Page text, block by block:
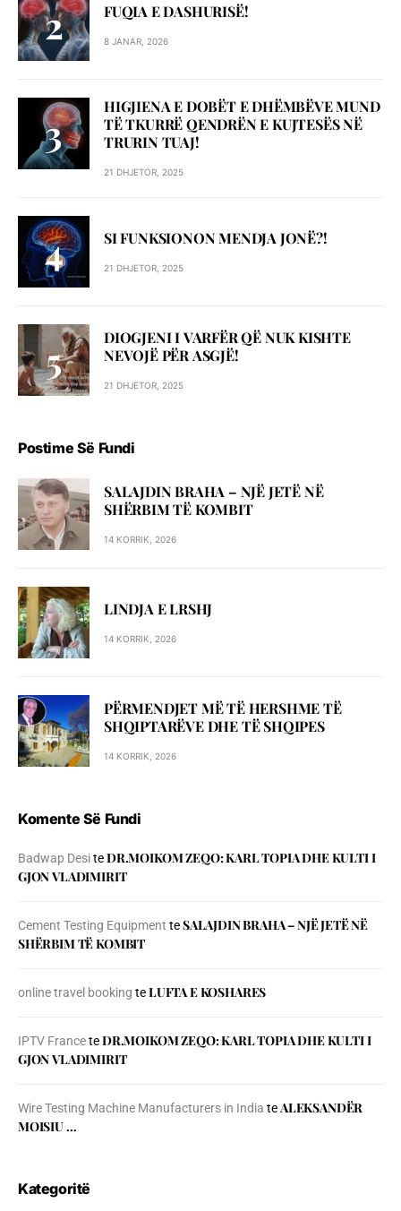
FUQIA E DASHURISË!
8 JANAR, 2026
HIGJIENA E DOBËT E DHËMBËVE MUND
TË TKURRË QENDRËN E KUJTESËS NË
TRURIN TUAJ!
21 DHJETOR, 2025
SI FUNKSIONON MENDJA JONË?!
21 DHJETOR, 2025
DIOGJENI I VARFËR QË NUK KISHTE
NEVOJË PËR ASGJË!
21 DHJETOR, 2025
Postime Së Fundi
SALAJDIN BRAHA – NJЁ JETЁ NЁ
SHЁRBIM TЁ KOMBIT
14 KORRIK, 2026
LINDJA E LRSHJ
14 KORRIK, 2026
PËRMENDJET MË TË HERSHME TË
SHQIPTARËVE DHE TË SHQIPES
14 KORRIK, 2026
Komente Së Fundi
Badwap DesiteDR.MOIKOM ZEQO: KARL TOPIA DHE KULTI I
GJON VLADIMIRIT
Cement Testing Equipment teSALAJDIN BRAHA – NJЁ JETЁ NЁ
SHЁRBIM TЁ KOMBIT
online travel booking teLUFTA E KOSHARES
IPTV FranceteDR.MOIKOM ZEQO: KARL TOPIA DHE KULTI I
GJON VLADIMIRIT
Wire Testing Machine Manufacturers in India teALEKSANDËR
MOISIU …
Kategoritë